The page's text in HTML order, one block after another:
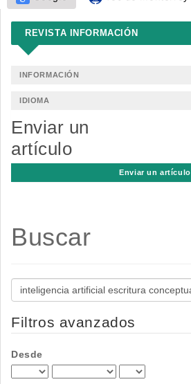
REVISTA INFORMACIÓN
INFORMACIÓN
IDIOMA
Enviar un
artículo
Enviar un artículo
Buscar
Buscar
artículos
Filtros avanzados
Desde